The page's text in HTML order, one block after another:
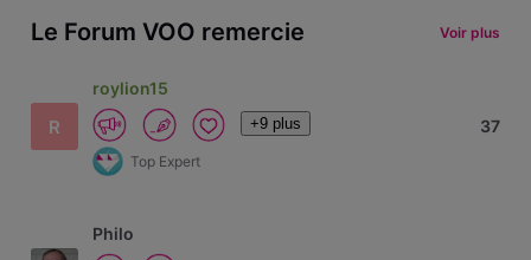
Le Forum VOO remercie Voir plus
R
roylion15
+9 plus
Top Expert
37
Philo